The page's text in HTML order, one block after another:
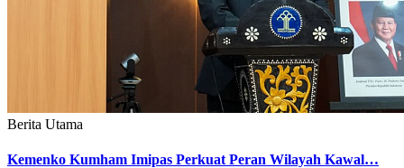
Berita Utama
Kemenko Kumham Imipas Perkuat Peran Wilayah Kawal…